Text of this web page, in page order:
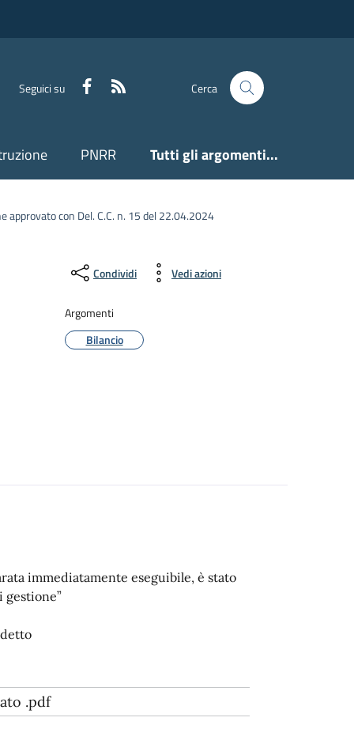
Seguici su Facebook Cerca
PNRR Tutti gli argomenti...
con Del. C.C. n. 15 del 22.04.2024
Condividi Vedi azioni
Argomenti
Bilancio
immediatamente eseguibile, è stato
gestione”
.pdf